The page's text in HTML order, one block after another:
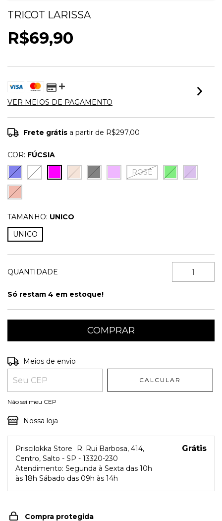
TRICOT LARISSA
R$69,90
VER MEIOS DE PAGAMENTO
Frete grátis a partir de R$297,00
COR: FÚCSIA
ROSÊ
TAMANHO: UNICO
UNICO
QUANTIDADE
Só restam 4 em estoque!
Entregas para o CEP:
Meios de envio
CALCULAR
Não sei meu CEP
Nossa loja
Priscilokka Store
R. Rui Barbosa, 414,
Centro, Salto - SP - 13320-230
Atendimento: Segunda à Sexta das 10h
às 18h Sábado das 09h às 14h
Grátis
Compra protegida